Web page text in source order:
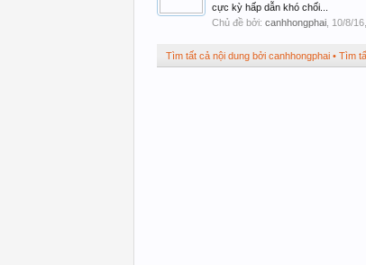
cực kỳ hấp dẫn khó chối...
Chủ đề bởi: canhhongphai 10/8/16
Tìm tất cả nội dung bởi canhhongphai Tìm